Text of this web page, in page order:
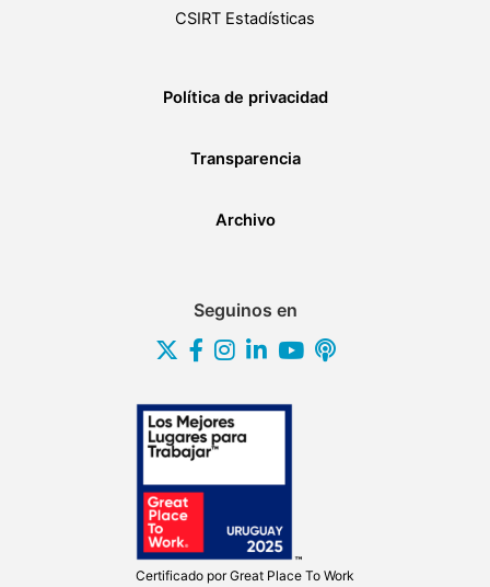
CSIRT Estadísticas
Política de privacidad
Transparencia
Archivo
Seguinos en
Certificado porGreat Place To Work